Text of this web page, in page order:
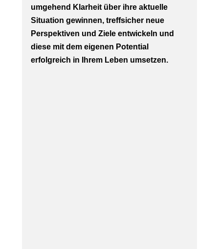
umgehend Klarheit über ihre aktuelle
Situation gewinnen, treffsicher neue
Perspektiven und Ziele entwickeln und
diese mit dem eigenen Potential
erfolgreich in Ihrem Leben umsetzen.